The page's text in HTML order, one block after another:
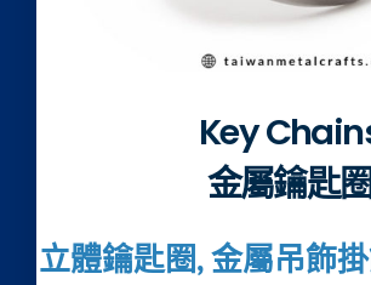
Key
金屬鑰匙圈
立體鑰匙圈, 金屬吊飾